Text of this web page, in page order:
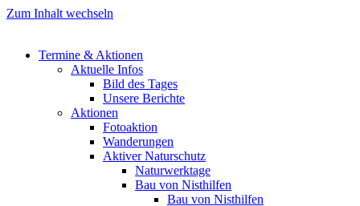
Zum Inhalt wechseln
Termine & Aktionen
Aktuelle Infos
Bild des Tages
Unsere Berichte
Aktionen
Fotoaktion
Wanderungen
Aktiver Naturschutz
Naturwerktage
Bau von Nisthilfen
Bau von Nisthilfen